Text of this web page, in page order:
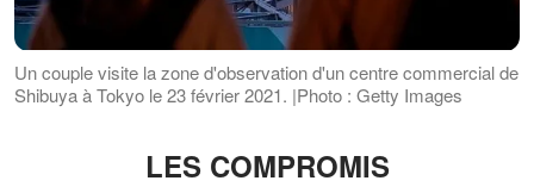
Un couple visite la zone d'observation d'un centre commercial de
Shibuya à Tokyo le 23 février 2021. |Photo : Getty Images
LES COMPROMIS